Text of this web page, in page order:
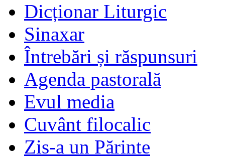
Dicționar Liturgic
Sinaxar
Întrebări și răspunsuri
Agenda pastorală
Evul media
Cuvânt filocalic
Zis-a un Părinte